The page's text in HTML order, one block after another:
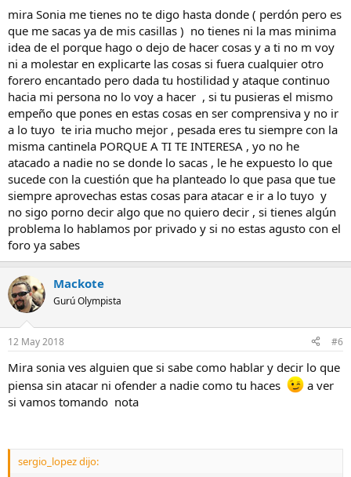
mira Sonia me tienes no te digo hasta donde ( perdón pero es
que me sacas ya de mis casillas ) no tienes ni la mas minima
idea de el porque hago o dejo de hacer cosas y a ti no m voy
ni a molestar en explicarte las cosas si fuera cualquier otro
forero encantado pero dada tu hostilidad y ataque continuo
hacia mi persona no lo voy a hacer , si tu pusieras el mismo
empeño que pones en estas cosas en ser comprensiva y no ir
a lo tuyo te iria mucho mejor , pesada eres tu siempre con la
misma cantinela PORQUE A TI TE INTERESA , yo no he
atacado a nadie no se donde lo sacas , le he expuesto lo que
sucede con la cuestión que ha planteado lo que pasa que tue
siempre aprovechas estas cosas para atacar e ir a lo tuyo y
no sigo porno decir algo que no quiero decir , si tienes algún
problema lo hablamos por privado y si no estas agusto con el
foro ya sabes
Mackote
Gurú Olympista
12 May 2018 #6
Mira sonia ves alguien que si sabe como hablar y decir lo que
piensa sin atacar ni ofender a nadie como tu haces
a ver
si vamos tomando nota
sergio_lopez dijo: